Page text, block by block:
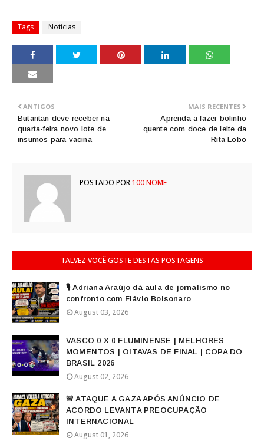
Tags Noticias
MAIS RECENTES
Aprenda a fazer bolinho
quente com doce de leite da
Rita Lobo
ANTIGOS
Butantan deve receber na
quarta-feira novo lote de
insumos para vacina
POSTADO POR100 NOME
TALVEZ VOCÊ GOSTE DESTAS POSTAGENS
🎙️ Adriana Araújo dá aula de jornalismo no
confronto com Flávio Bolsonaro
August 03, 2026
VASCO 0 X 0 FLUMINENSE | MELHORES
MOMENTOS | OITAVAS DE FINAL | COPA DO
BRASIL 2026
August 02, 2026
🚨 ATAQUE A GAZA APÓS ANÚNCIO DE
ACORDO LEVANTA PREOCUPAÇÃO
INTERNACIONAL
August 01, 2026